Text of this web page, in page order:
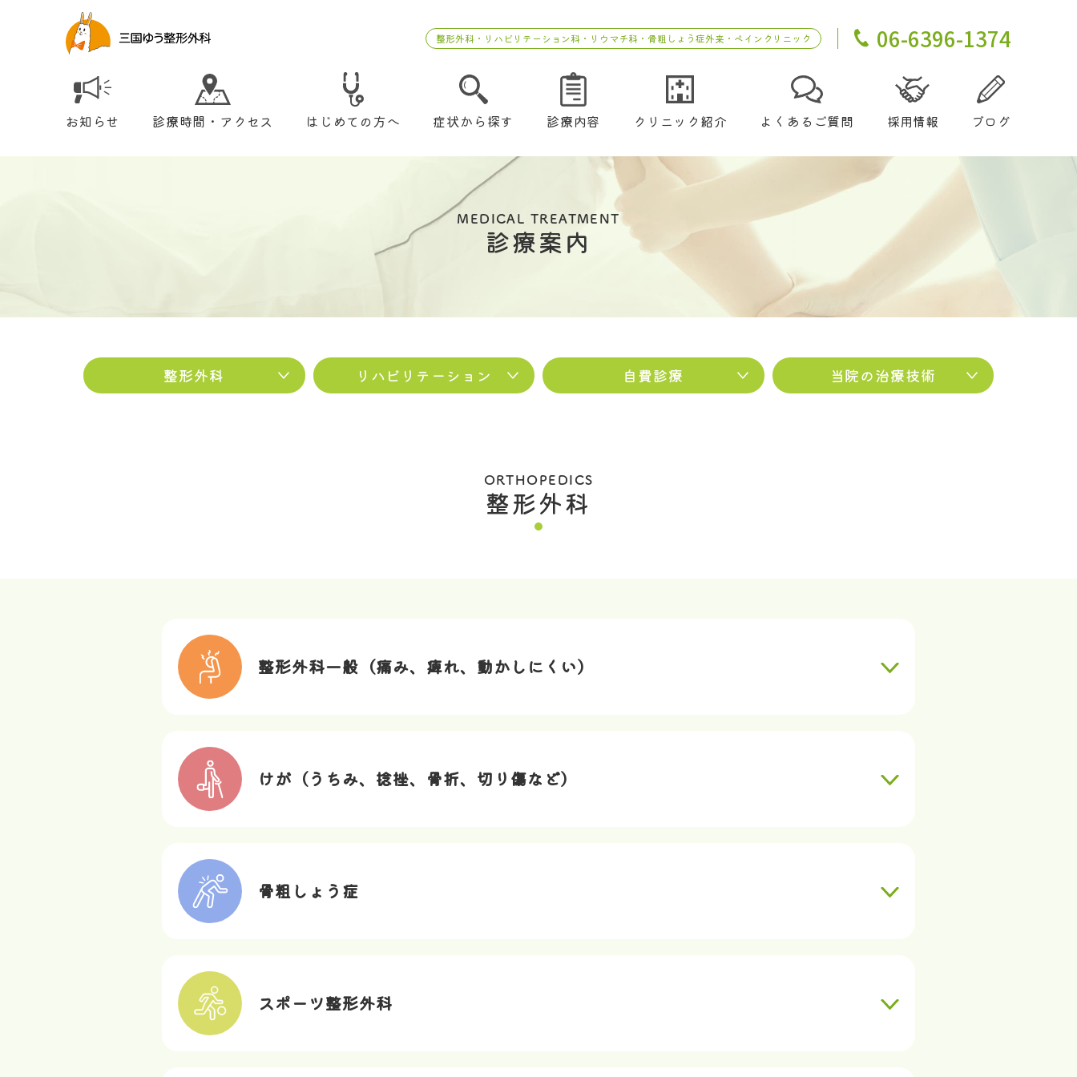
整形外科・リハビリテーション科・リウマチ科・骨粗しょう症外来・ペインクリニック 06-6396-1374
お知らせ 診療時間・アクセス はじめての方へ 症状から探す 診療内容 クリニック紹介 よくあるご質問 採用情報 ブログ
MEDICAL TREATMENT
診療案内
整形外科 リハビリテーション 自費診療 当院の治療技術
ORTHOPEDICS
整形外科
整形外科一般（痛み、痺れ、動かしにくい）
けが（うちみ、捻挫、骨折、切り傷など）
骨粗しょう症
スポーツ整形外科